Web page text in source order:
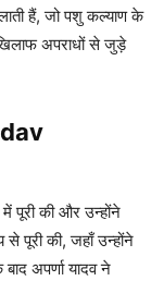
हैं, जो पशु कल्याण के
अपराधों से जुड़े
पूरी की और उन्होंने
पूरी की, जहाँ उन्होंने
अपर्णा यादव ने